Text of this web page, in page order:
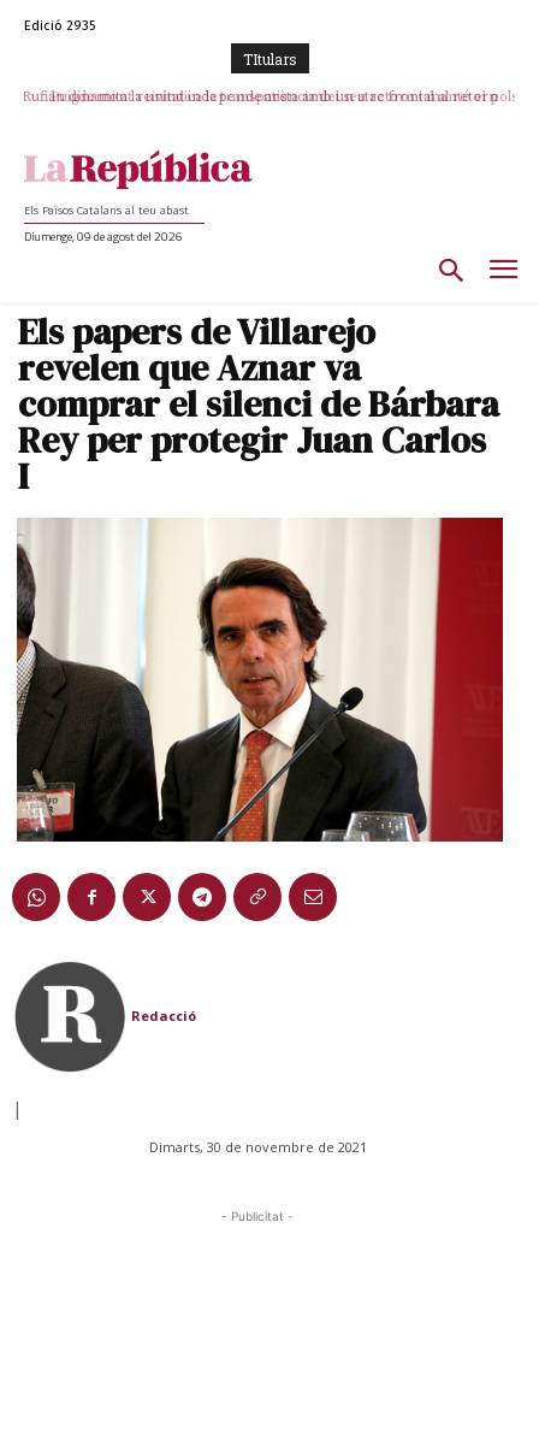
Edició 2935
TItulars
Rufián dinamita la unitat independentista amb un atac frontal al retorn
Puigdemont reivindica la transparència del seu retorn i manté el pols
Els Països Catalans al teu abast
Diumenge, 09 de agost del 2026
Els papers de Villarejo
revelen que Aznar va
comprar el silenci de Bárbara
Rey per protegir Juan Carlos
I
Redacció
|
Dimarts, 30 de novembre de 2021
- Publicitat -